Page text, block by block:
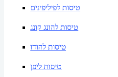
טיסות לפיליפינים
טיסות להונג קונג
טיסות להודו
טיסות ליפן